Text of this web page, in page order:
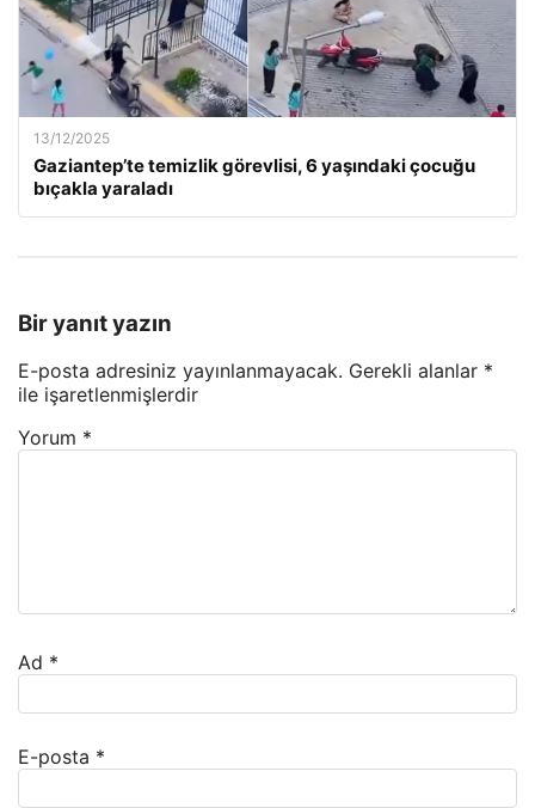
13/12/2025
Gaziantep’te temizlik görevlisi, 6 yaşındaki çocuğu
bıçakla yaraladı
Bir yanıt yazın
E-posta adresiniz yayınlanmayacak. Gerekli alanlar *
ile işaretlenmişlerdir
Yorum *
Ad *
E-posta *